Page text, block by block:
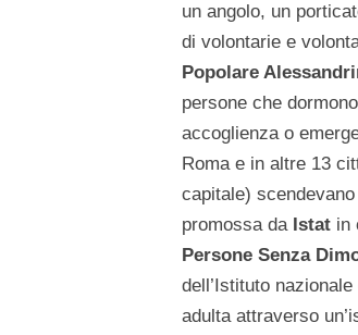
un angolo, un
di volontarie e
Popolare
persone che
accoglienza o
Roma e in altre 13
capitale)
promossa da Istat in
Persone Senza
dell’Istituto
adulta attraverso